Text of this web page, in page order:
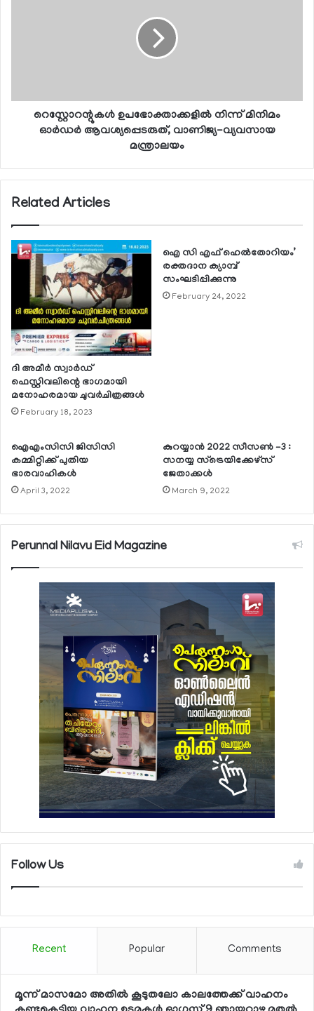
റെസ്റ്റോറന്റുകള്‍ ഉപഭോക്താക്കളില്‍ നിന്ന് മിനിമം
ഓര്‍ഡര്‍ ആവശ്യപ്പെടരുത്, വാണിജ്യ-വ്യവസായ
മന്ത്രാലയം
Related Articles
ദി അമീര്‍ സ്വാര്‍ഡ്
ഫെസ്റ്റിവലിന്റെ ഭാഗമായി
മനോഹരമായ ചുവര്‍ചിത്രങ്ങള്‍
February 18, 2023
ഐ സി എഫ് ഹെല്‍തോറിയം’
രക്തദാന ക്യാമ്പ്
സംഘടിപ്പിക്കുന്നു
February 24, 2022
ഐഎംസിസി ജിസിസി
കമ്മിറ്റിക്ക് പുതിയ
ഭാരവാഹികള്‍
April 3, 2022
കുറയ്യാന്‍ 2022 സീസണ്‍ -3 :
സനയ്യ സ്‌ട്രെയിക്കേഴ്‌സ്
ജേതാക്കള്‍
March 9, 2022
Perunnal Nilavu Eid Magazine
Follow Us
Recent Popular Comments
മൂന്ന് മാസമോ അതില്‍ കൂടുതലോ കാലത്തേക്ക് വാഹനം